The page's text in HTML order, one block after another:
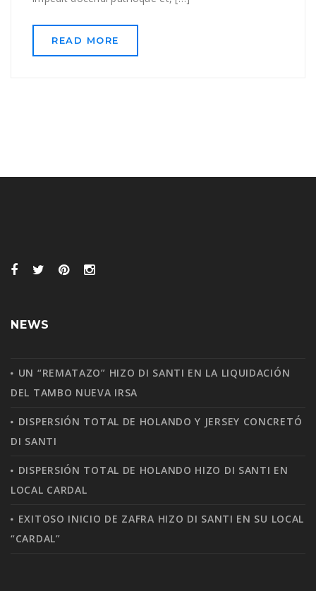
READ MORE
NEWS
UN “REMATAZO” HIZO DI SANTI EN LA LIQUIDACIÓN
DEL TAMBO NUEVA IRSA
DISPERSIÓN TOTAL DE HOLANDO Y JERSEY CONCRETÓ
DI SANTI
DISPERSIÓN TOTAL DE HOLANDO HIZO DI SANTI EN
LOCAL CARDAL
EXITOSO INICIO DE ZAFRA HIZO DI SANTI EN SU LOCAL
“CARDAL”